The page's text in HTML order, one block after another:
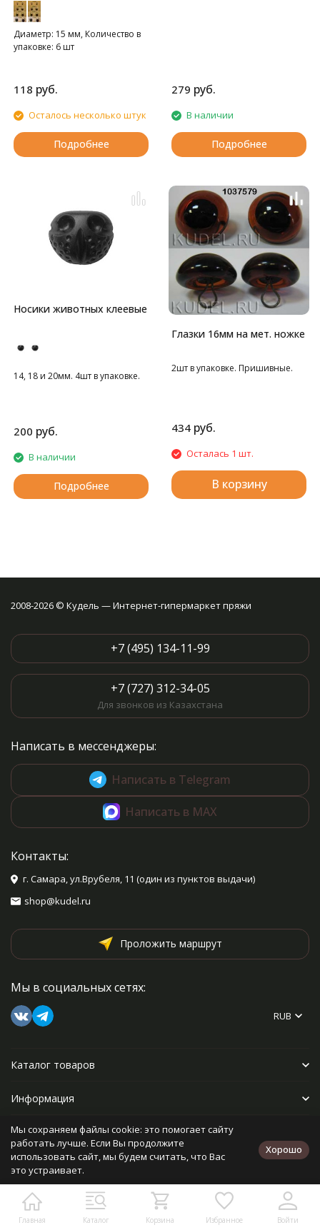
Диаметр: 15 мм, Количество в
упаковке: 6 шт
118 руб.
Осталось несколько штук
Подробнее
279 руб.
В наличии
Подробнее
Носики животных клеевые
14, 18 и 20мм. 4шт в упаковке.
200 руб.
В наличии
Подробнее
Глазки 16мм на мет. ножке
2шт в упаковке. Пришивные.
434 руб.
Осталась 1 шт.
В корзину
Главная Каталог Корзина Избранное Войти
2008-2026 © Кудель — Интернет-гипермаркет пряжи
+7 (495) 134-11-99
+7 (727) 312-34-05
Для звонков из Казахстана
Написать в мессенджеры:
Написать в Telegram
Написать в MAX
Контакты:
г. Самара, ул.Врубеля, 11 (один из пунктов выдачи)
shop@kudel.ru
Проложить маршрут
Мы в социальных сетях:
RUB
Каталог товаров
Информация
Прочее
Политика персональных данных
Разработано в
bodysite.ru
Мы сохраняем файлы cookie: это помогает сайту
работать лучше. Если Вы продолжите
использовать сайт, мы будем считать, что Вас
это устраивает.
Хорошо